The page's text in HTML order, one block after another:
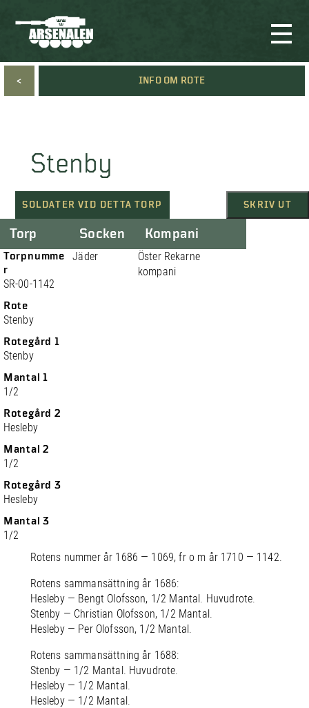
< INFO OM ROTE
Stenby
SOLDATER VID DETTA TORP SKRIV UT
Torp
Torpnumme
r
SR-00-1142
Rote
Stenby
Rotegård 1
Stenby
Mantal 1
1/2
Rotegård 2
Hesleby
Mantal 2
1/2
Rotegård 3
Hesleby
Mantal 3
1/2
Socken
Jäder
Kompani
Öster Rekarne
kompani
Rotens nummer år 1686 — 1069, fr o m år 1710 — 1142.
Rotens sammansättning år 1686:
Hesleby — Bengt Olofsson, 1/2 Mantal. Huvudrote.
Stenby — Christian Olofsson, 1/2 Mantal.
Hesleby — Per Olofsson, 1/2 Mantal.
Rotens sammansättning år 1688:
Stenby — 1/2 Mantal. Huvudrote.
Hesleby — 1/2 Mantal.
Hesleby — 1/2 Mantal.